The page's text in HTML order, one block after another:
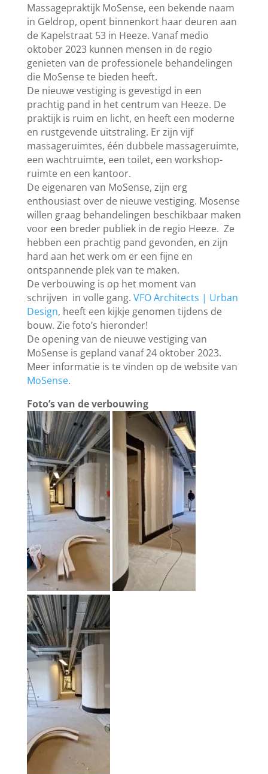
Massagepraktijk MoSense, een bekende naam
in Geldrop, opent binnenkort haar deuren aan
de Kapelstraat 53 in Heeze. Vanaf medio
oktober 2023 kunnen mensen in de regio
genieten van de professionele behandelingen
die MoSense te bieden heeft.
De nieuwe vestiging is gevestigd in een
prachtig pand in het centrum van Heeze. De
praktijk is ruim en licht, en heeft een moderne
en rustgevende uitstraling. Er zijn vijf
massageruimtes, één dubbele massageruimte,
een wachtruimte, een toilet, een workshop-
ruimte en een kantoor.
De eigenaren van MoSense, zijn erg
enthousiast over de nieuwe vestiging. Mosense
willen graag behandelingen beschikbaar maken
voor een breder publiek in de regio Heeze. Ze
hebben een prachtig pand gevonden, en zijn
hard aan het werk om er een fijne en
ontspannende plek van te maken.
De verbouwing is op het moment van
schrijven in volle gang. VFO Architects | Urban
Design, heeft een kijkje genomen tijdens de
bouw. Zie foto’s hieronder!
De opening van de nieuwe vestiging van
MoSense is gepland vanaf 24 oktober 2023.
Meer informatie is te vinden op de website van
MoSense.
Foto’s van de verbouwing